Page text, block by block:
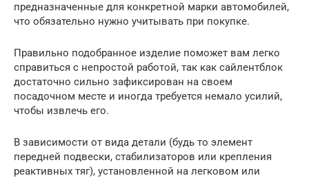
предназначенные для конкретной марки автомобилей,
что обязательно нужно учитывать при покупке.
Правильно подобранное изделие поможет вам легко
справиться с непростой работой, так как сайлентблок
достаточно сильно зафиксирован на своем
посадочном месте и иногда требуется немало усилий,
чтобы извлечь его.
В зависимости от вида детали (будь то элемент
передней подвески, стабилизаторов или крепления
реактивных тяг), установленной на легковом или